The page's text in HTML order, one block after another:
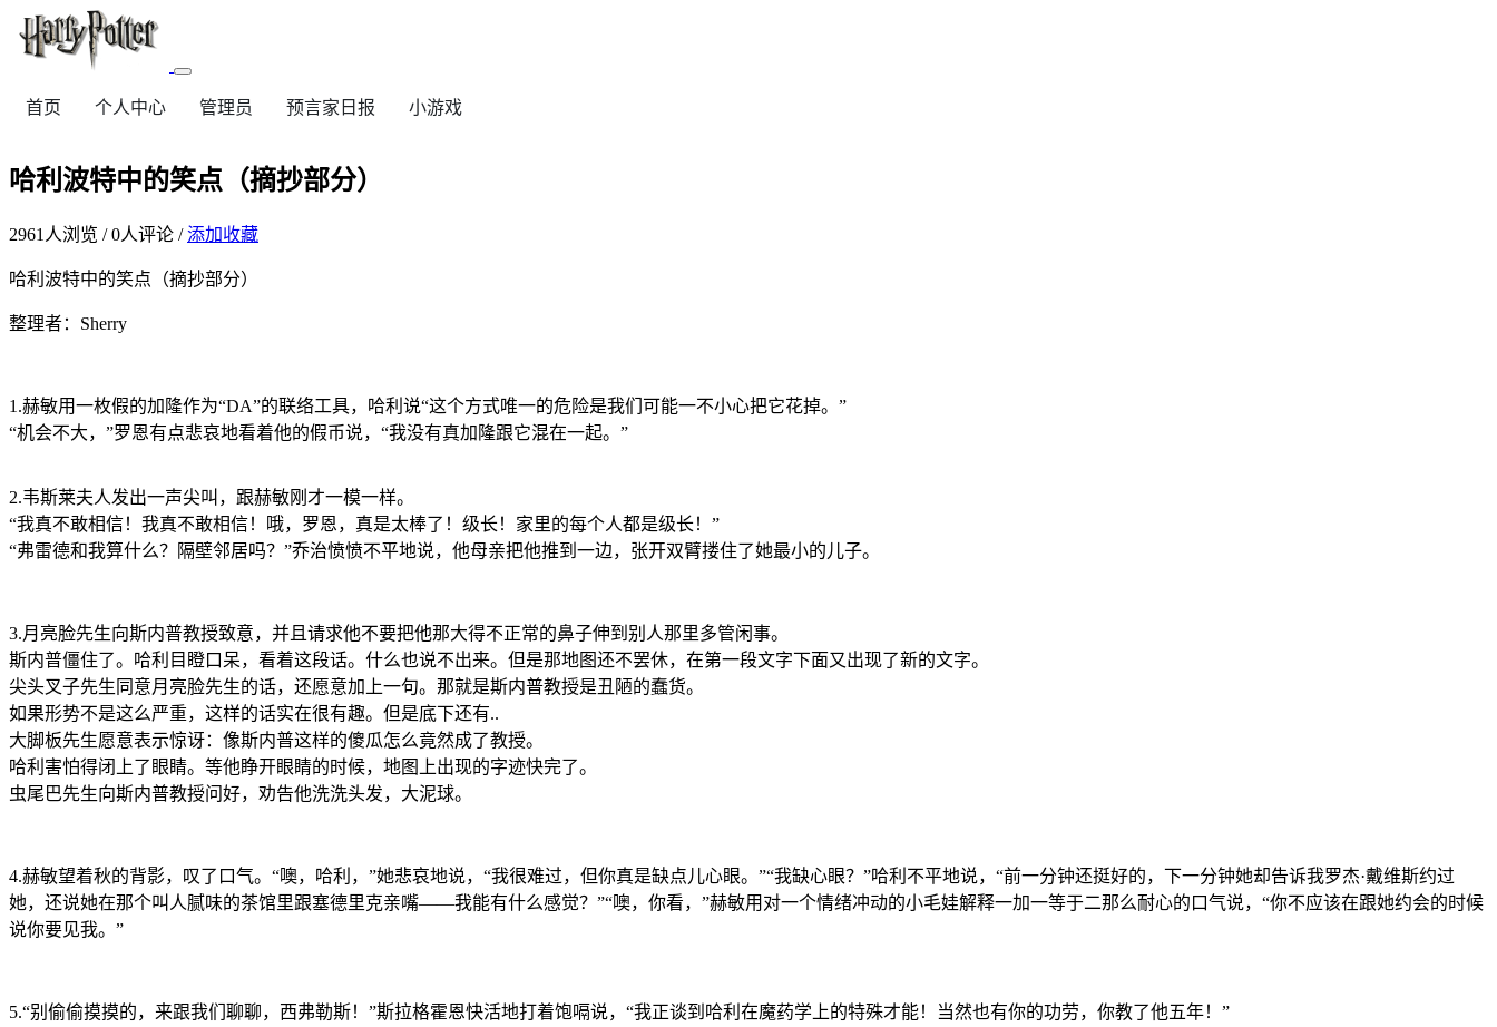
首页 个人中心 管理员 预言家日报 小游戏
哈利波特中的笑点（摘抄部分）
2961 人浏览 /0人评论 /添加收藏
哈利波特中的笑点（摘抄部分）
整理者：Sherry
1.赫敏用一枚假的加隆作为“DA”的联络工具，哈利说“这个方式唯一的危险是我们可能一不小心把它花掉。”
“机会不大，”罗恩有点悲哀地看着他的假币说，“我没有真加隆跟它混在一起。”
2.韦斯莱夫人发出一声尖叫，跟赫敏刚才一模一样。
“我真不敢相信！我真不敢相信！哦，罗恩，真是太棒了！级长！家里的每个人都是级长！”
“弗雷德和我算什么？隔壁邻居吗？”乔治愤愤不平地说，他母亲把他推到一边，张开双臂搂住了她最小的儿子。
3.月亮脸先生向斯内普教授致意，并且请求他不要把他那大得不正常的鼻子伸到别人那里多管闲事。
斯内普僵住了。哈利目瞪口呆，看着这段话。什么也说不出来。但是那地图还不罢休，在第一段文字下面又出现了新的文字。
尖头叉子先生同意月亮脸先生的话，还愿意加上一句。那就是斯内普教授是丑陋的蠢货。
如果形势不是这么严重，这样的话实在很有趣。但是底下还有..
大脚板先生愿意表示惊讶：像斯内普这样的傻瓜怎么竟然成了教授。
哈利害怕得闭上了眼睛。等他睁开眼睛的时候，地图上出现的字迹快完了。
虫尾巴先生向斯内普教授问好，劝告他洗洗头发，大泥球。
4.赫敏望着秋的背影，叹了口气。“噢，哈利，”她悲哀地说，“我很难过，但你真是缺点儿心眼。”“我缺心眼？”哈利不平地说，“前一分钟还挺好的，下一分钟她却告诉我罗杰·戴维斯约过
她，还说她在那个叫人腻味的茶馆里跟塞德里克亲嘴——我能有什么感觉？”“噢，你看，”赫敏用对一个情绪冲动的小毛娃解释一加一等于二那么耐心的口气说，“你不应该在跟她约会的时候
说你要见我。”
5.“别偷偷摸摸的，来跟我们聊聊，西弗勒斯！”斯拉格霍恩快活地打着饱嗝说，“我正谈到哈利在魔药学上的特殊才能！当然也有你的功劳，你教了他五年！”